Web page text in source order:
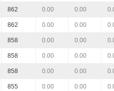
862 0.00 0.00
862 0.00 0.00
858 0.00 0.00
858 0.00 0.00
858 0.00 0.00
855 0.00 0.00